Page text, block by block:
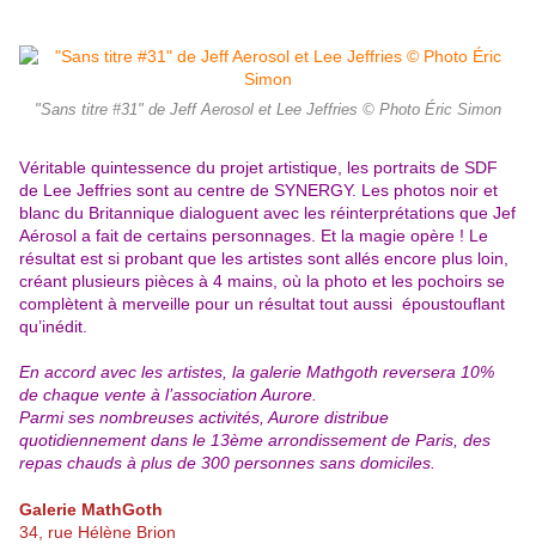
"Sans titre #31" de Jeff Aerosol et Lee Jeffries © Photo Éric Simon
Véritable quintessence du projet artistique, les portraits de SDF
de Lee Jeffries sont au centre de SYNERGY. Les photos noir et
blanc du Britannique dialoguent avec les réinterprétations que Jef
Aérosol a fait de certains personnages. Et la magie opère ! Le
résultat est si probant que les artistes sont allés encore plus loin,
créant plusieurs pièces à 4 mains, où la photo et les pochoirs se
complètent à merveille pour un résultat tout aussi époustouflant
qu’inédit.
En accord avec les artistes, la galerie Mathgoth reversera 10%
de chaque vente à l’association Aurore.
Parmi ses nombreuses activités, Aurore distribue
quotidiennement dans le 13ème arrondissement de Paris, des
repas chauds à plus de 300 personnes sans domiciles.
Galerie MathGoth
34, rue Hélène Brion